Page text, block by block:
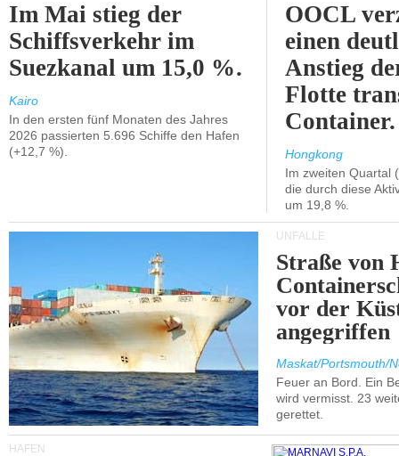
Im Mai stieg der
Schiffsverkehr im
Suezkanal um 15,0 %.
Kairo
In den ersten fünf Monaten des Jahres
2026 passierten 5.696 Schiffe den Hafen
(+12,7 %).
OOCL
einen
Anstieg
Flotte
Container.
Hongkong
Im zweiten Quartal
die durch diese
um 19,8 %.
UNFÄLLE
Straße von
vor der
angegriffen
Maskat/Portsmouth/
Feuer an Bord. Ein
wird vermisst. 23
gerettet.
HÄFEN